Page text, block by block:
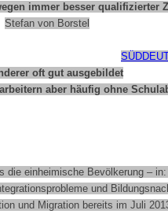
immer besser qualifizierter
Stefan von Borstel
oft gut ausgebildet
aber häufig ohne
die einheimische Bevölkerung – in:
und
und Migration bereits im Juli